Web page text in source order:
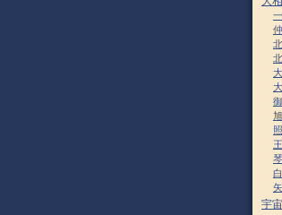
宇宙